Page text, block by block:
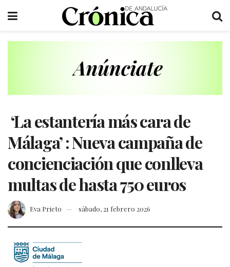
‘La estantería más cara de
Málaga’ : Nueva campaña de
concienciación que conlleva
multas de hasta 750 euros
Eva Prieto sábado, 21 febrero 2026